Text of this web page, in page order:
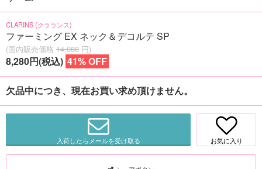
CLARINS (クラランス)
ファーミング EX ネック＆デコルテ SP
(国内販売価格 14,080 円)
8,280円(税込) 41% OFF
欠品中につき、現在お買い求め頂けません。
入荷したらメールを受け取る お気に入り